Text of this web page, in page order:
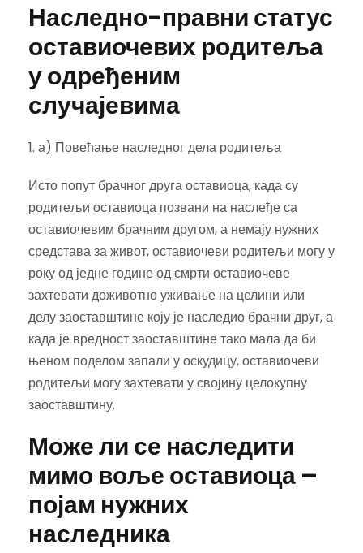
Наследно-правни статус
оставиочевих родитеља
у одређеним
случајевима
1. а) Повећање наследног дела родитеља
Исто попут брачног друга оставиоца, када су
родитељи оставиоца позвани на наслеђе са
оставиочевим брачним другом, а немају нужних
средстава за живот, оставиочеви родитељи могу у
року од једне године од смрти оставиочеве
захтевати доживотно уживање на целини или
делу заоставштине коју је наследио брачни друг, а
када је вредност заоставштине тако мала да би
њеном поделом запали у оскудицу, оставиочеви
родитељи могу захтевати у својину целокупну
заоставштину.
Може ли се наследити
мимо воље оставиоца –
појам нужних
наследника